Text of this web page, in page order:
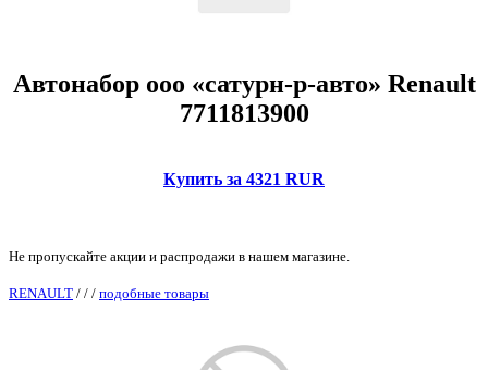
Автонабор ооо «сатурн-р-авто» Renault
7711813900
Купить за 4321 RUR
Не пропускайте акции и распродажи в нашем магазине.
RENAULT / / / подобные товары